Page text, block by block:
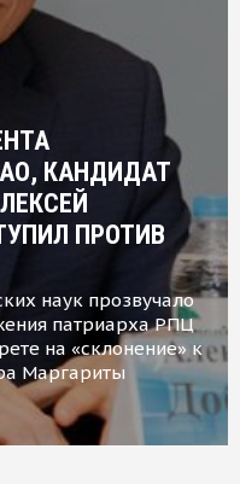
КАНДИДАТ
ПРОТИВ
наук прозвучало
патриарха РПЦ
на «склонение» к
Маргариты